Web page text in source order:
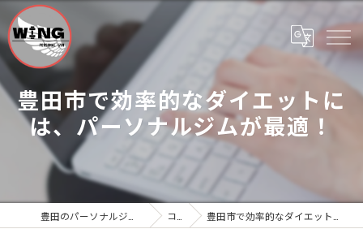
豊田市で効率的なダイエットに
は、パーソナルジムが最適！
コラム 豊田市で効率的なダイエットには、パーソナルジムが最適！